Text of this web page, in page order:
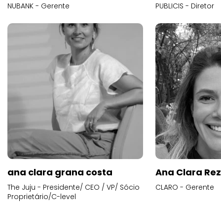
NUBANK - Gerente PUBLICIS - Diretor
ana clara grana costa
The Juju - Presidente/ CEO / VP/ Sócio
Proprietário/C-level
Ana Clara
CLARO - Gerente